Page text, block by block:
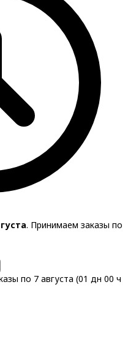
. Принимаем заказы по
по 7 августа (01 дн 00 ч